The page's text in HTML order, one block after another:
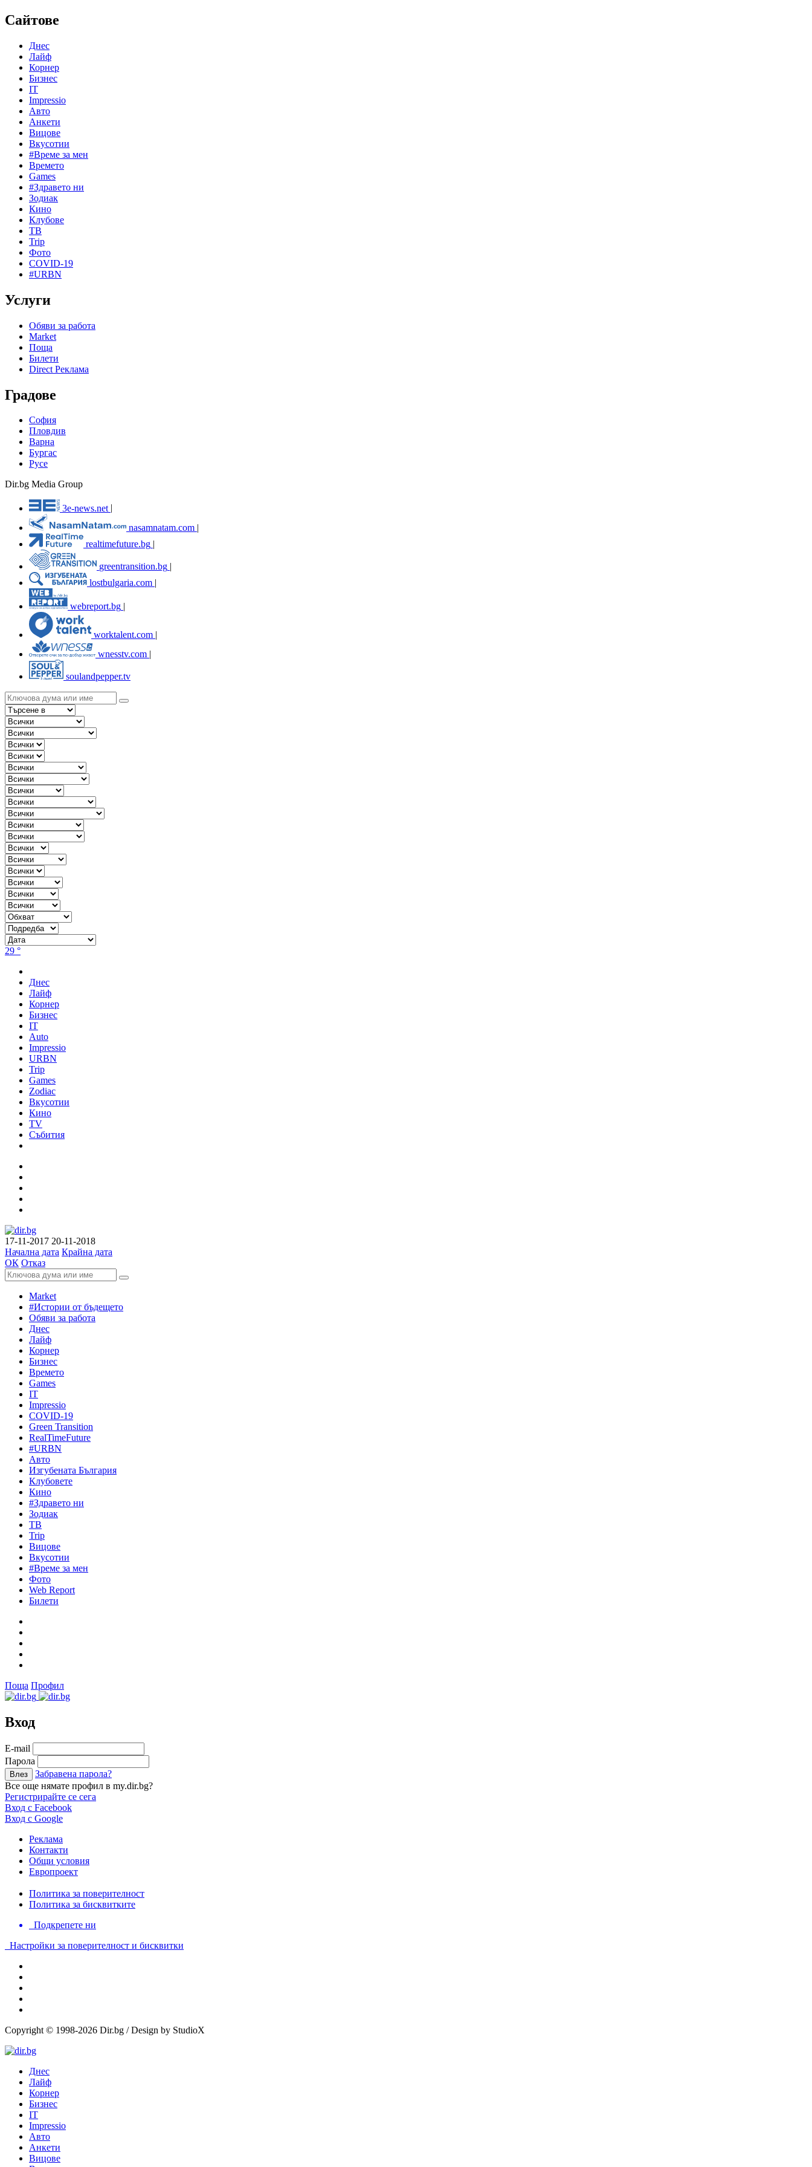
Сайтове
Днес
Лайф
Корнер
Бизнес
IT
Impressio
Авто
Анкети
Вицове
Вкусотии
#Време за мен
Времето
Games
#Здравето ни
Зодиак
Кино
Клубове
ТВ
Trip
Фото
COVID-19
#URBN
Услуги
Обяви за работа
Market
Поща
Билети
Direct Реклама
Градове
София
Пловдив
Варна
Бургас
Русе
Dir.bg Media Group
3e-news.net
nasamnatam.com |
realtimefuture.bg |
greentransition.bg |
lostbulgaria.com |
webreport.bg
worktalent.com |
wnesstv.com |
soulandpepper.tv
29 °
Днес
Лайф
Корнер
Бизнес
IT
Auto
Impressio
URBN
Trip
Games
Zodiac
Вкусотии
Кино
TV
Събития
17-11-2017 20-11-2018
Начална дата Крайна дата
ОК Отказ
Market
#Истории от бъдещето
Обяви за работа
Днес
Лайф
Корнер
Бизнес
Времето
Games
IT
Impressio
COVID-19
Green Transition
RealTimeFuture
#URBN
Авто
Изгубената България
Клубовете
Кино
#Здравето ни
Зодиак
ТВ
Trip
Вицове
Вкусотии
#Време за мен
Фото
Web Report
Билети
Поща Профил
Вход
Е-mail
Парола
Забравена парола?
Все още нямате профил в my.dir.bg?
Регистрирайте се сега
Вход с Facebook
Вход с Google
Реклама
Контакти
Общи условия
Европроект
Политика за поверителност
Политика за бисквитките
Подкрепете ни
Настройки за поверителност и бисквитки
Copyright © 1998-2026 Dir.bg / Design by StudioX
Днес
Лайф
Корнер
Бизнес
IT
Impressio
Авто
Анкети
Вицове